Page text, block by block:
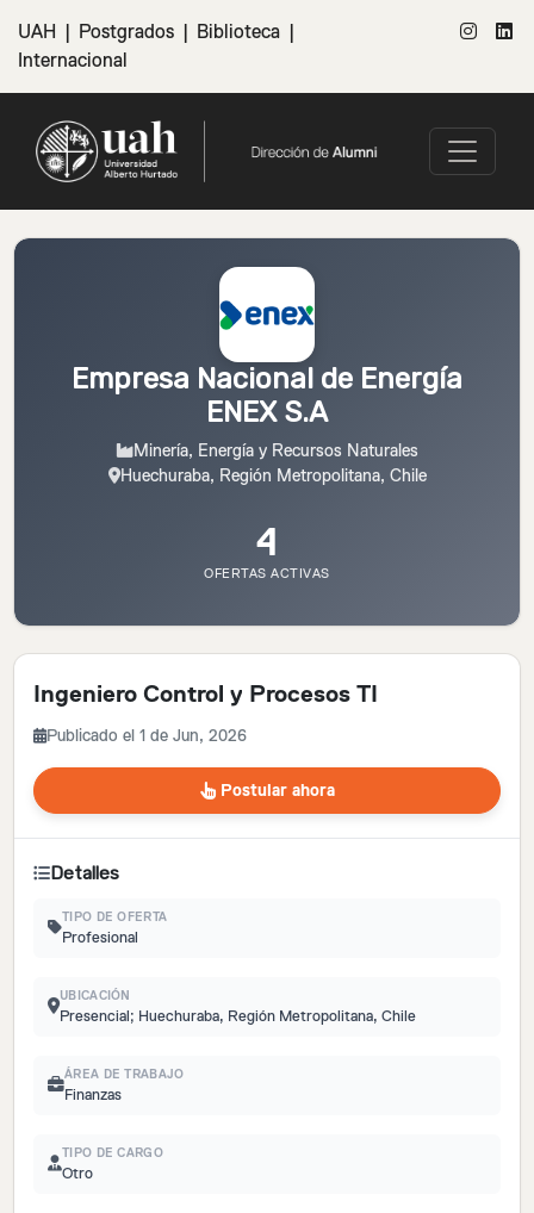
UAH Postgrados Biblioteca
Internacional
Empresa Nacional de Energía
ENEX S.A
Minería, Energía y Recursos Naturales
Huechuraba, Región Metropolitana, Chile
4
OFERTAS ACTIVAS
Ingeniero Control y Procesos TI
Publicado el 1 de Jun, 2026
Postular ahora
Detalles
TIPO DE OFERTA
Profesional
UBICACIÓN
Presencial; Huechuraba, Región Metropolitana, Chile
ÁREA DE TRABAJO
Finanzas
TIPO DE CARGO
Otro